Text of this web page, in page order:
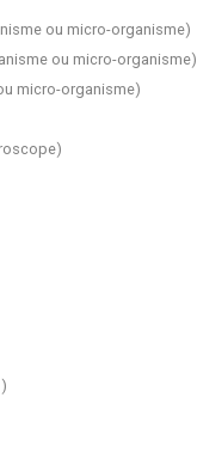
ou micro-organisme)
ou micro-organisme)
micro-organisme)
)
)